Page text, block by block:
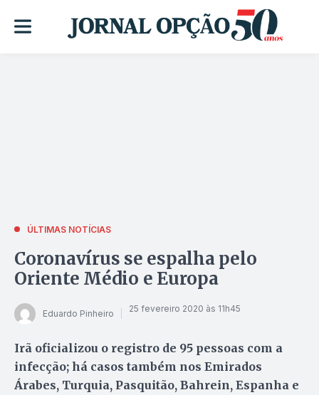
ÚLTIMAS NOTÍCIAS
Coronavírus se espalha pelo
Oriente Médio e Europa
Eduardo Pinheiro 25 fevereiro 2020 às 11h45
Irã oficializou o registro de 95 pessoas com a
infecção; há casos também nos Emirados
Árabes, Turquia, Pasquitão, Bahrein, Espanha e